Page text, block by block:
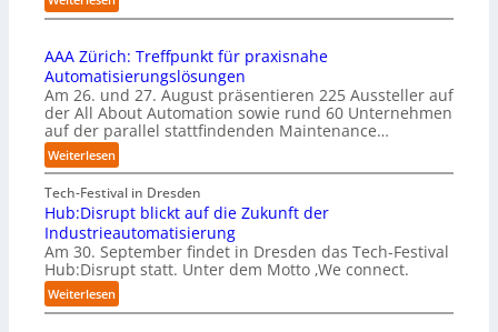
m
e
t
i
e
r
u
n
g
a
n
“
n
t
a
r
t
e
t
B
i
e
t
e
r
v
e
r
e
u
f
t
S
t
e
f
n
S
c
h
w
a
b
U
t
e
r
n
e
h
m
e
n
w
o
l
l
e
n
AAA Zürich: Treffpunkt für praxisnahe
Automatisierungslösungen
Am 26. und 27. August präsentieren 225 Aussteller auf
der All About Automation sowie rund 60 Unternehmen
auf der parallel stattfindenden Maintenance…
Weiterlesen:
A
A
A
Z
ü
r
i
c
Tech-Festival in Dresden
Hub:Disrupt blickt auf die Zukunft der
Industrieautomatisierung
Am 30. September findet in Dresden das Tech-Festival
Hub:Disrupt statt. Unter dem Motto ‚We connect.
Weiterlesen:
H